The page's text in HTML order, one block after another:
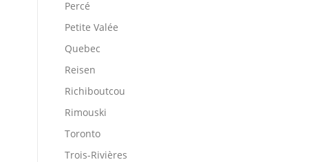
Percé
Petite Valée
Quebec
Reisen
Richiboutcou
Rimouski
Toronto
Trois-Rivières